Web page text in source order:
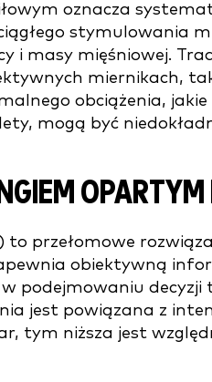
oznacza
stymulowania
i masy mięśniowej.
miernikach,
obciążenia,
mogą być
OPARTYM
przełomowe
obiektywną
podejmowaniu
jest powiązana z
tym niższa jest